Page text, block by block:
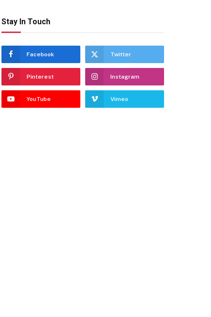
Stay In Touch
Facebook Twitter
Pinterest Instagram
YouTube Vimeo